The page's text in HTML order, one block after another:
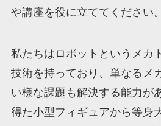
や講座を役に立ててください。
私たちはロボットというメカ
技術を持っており、単なるメ
い様な課題も解決する能力が
得た小型フィギュアから等身